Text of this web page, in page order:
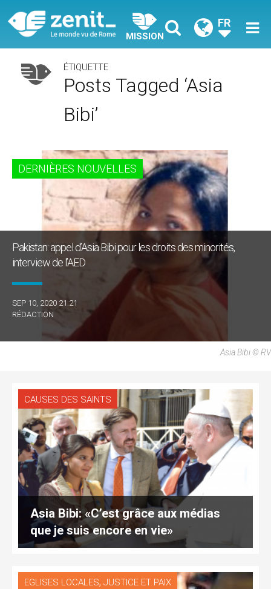
MISSION
FR
ÉTIQUETTE
Posts Tagged ‘Asia
Bibi’
DERNIÈRES NOUVELLES
Pakistan: appel d’Asia Bibi pour les droits des minorités,
interview de l’AED
SEP 10, 2020 21:21
RÉDACTION
Asia Bibi © RV
CAUSES DES SAINTS
Asia Bibi: «C’est grâce aux médias
que je suis encore en vie»
EGLISES LOCALES, JUSTICE ET PAIX